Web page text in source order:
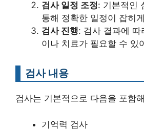
검사 일정 조정: 기본적인
통해 정확한 일정이 잡히
검사 진행: 검사 결과에
이나 치료가 필요할 수 있
검사 내용
검사는 기본적으로 다음을 포함
기억력 검사